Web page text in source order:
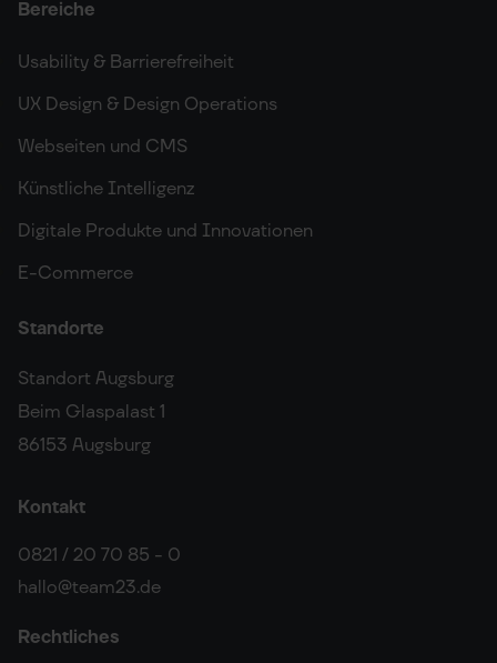
Bereiche
Usability & Barrierefreiheit
UX Design & Design Operations
Webseiten und CMS
Künstliche Intelligenz
Digitale Produkte und Innovationen
E-Commerce
Standorte
Standort Augsburg
Beim Glaspalast 1
86153 Augsburg
Kontakt
0821 / 20 70 85 - 0
hallo@team23.de
Rechtliches